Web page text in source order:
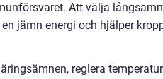
Att välja
jämn energi och hjälper
reglera